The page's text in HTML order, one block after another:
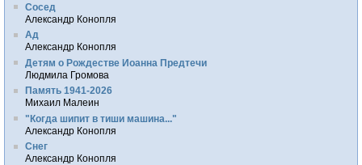
Сосед
Александр Конопля
Ад
Александр Конопля
Детям о Рождестве Иоанна Предтечи
Людмила Громова
Память 1941-2026
Михаил Малеин
"Когда шипит в тиши машина..."
Александр Конопля
Снег
Александр Конопля